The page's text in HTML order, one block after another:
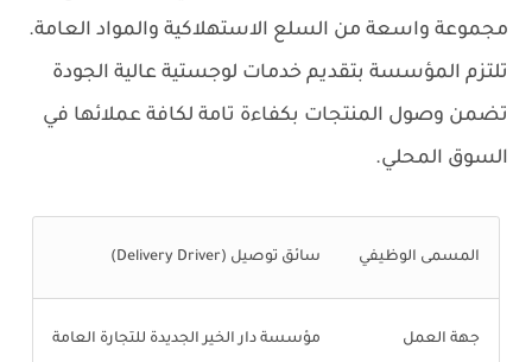
مجموعة واسعة من السلع الاستهلاكية والمواد العامة.
تلتزم المؤسسة بتقديم خدمات لوجستية عالية الجودة
تضمن وصول المنتجات بكفاءة تامة لكافة عملائها في
السوق المحلي.
المسمى الوظيفي سائق توصيل (Delivery Driver)
جهة العمل مؤسسة دار الخير الجديدة للتجارة العامة